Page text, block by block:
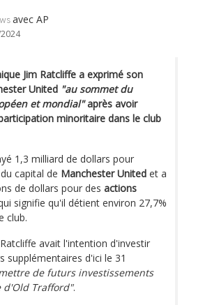
avec AP
Jim Ratcliffe a exprimé son
United "au sommet du
et mondial"après avoir
minoritaire dans le club
1,3 milliard de dollars pour
capital de Manchester United et a
de dollars pour des actions
signifie qu'il détient environ 27,7%
club.
avait l'intention d'investir
supplémentaires d'ici le 31
de futurs investissements
Trafford".